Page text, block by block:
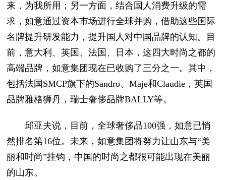
来，为我所用；另一方面，结合国人消费升级的需
求，如意通过资本市场进行全球并购，借助这些国际
名牌提升研发能力，提升国人对中国品牌的认知。目
前，意大利、英国、法国、日本，这四大时尚之都的
高端品牌，如意集团现在已收购了三分之一。其中，
包括法国SMCP旗下的Sandro、Maje和Claudie，英国
品牌雅格狮丹，瑞士奢侈品牌BALLY等。
邱亚夫说，目前，全球奢侈品100强，如意已悄
然排名第16位。未来，如意集团将努力让山东与“美
丽和时尚”挂钩，中国的时尚之都很可能出现在美丽
的山东。